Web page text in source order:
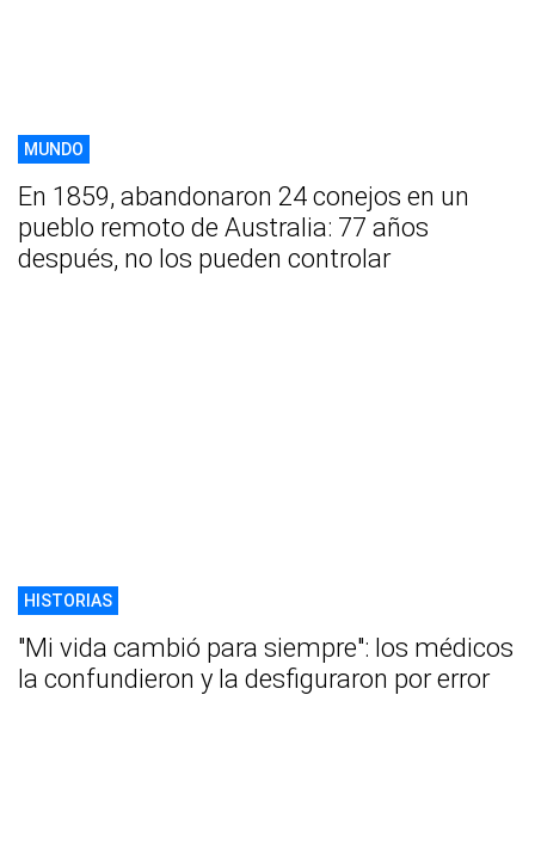
MUNDO
En 1859, abandonaron 24 conejos en un
pueblo remoto de Australia: 77 años
después, no los pueden controlar
HISTORIAS
"Mi vida cambió para siempre": los médicos
la confundieron y la desfiguraron por error